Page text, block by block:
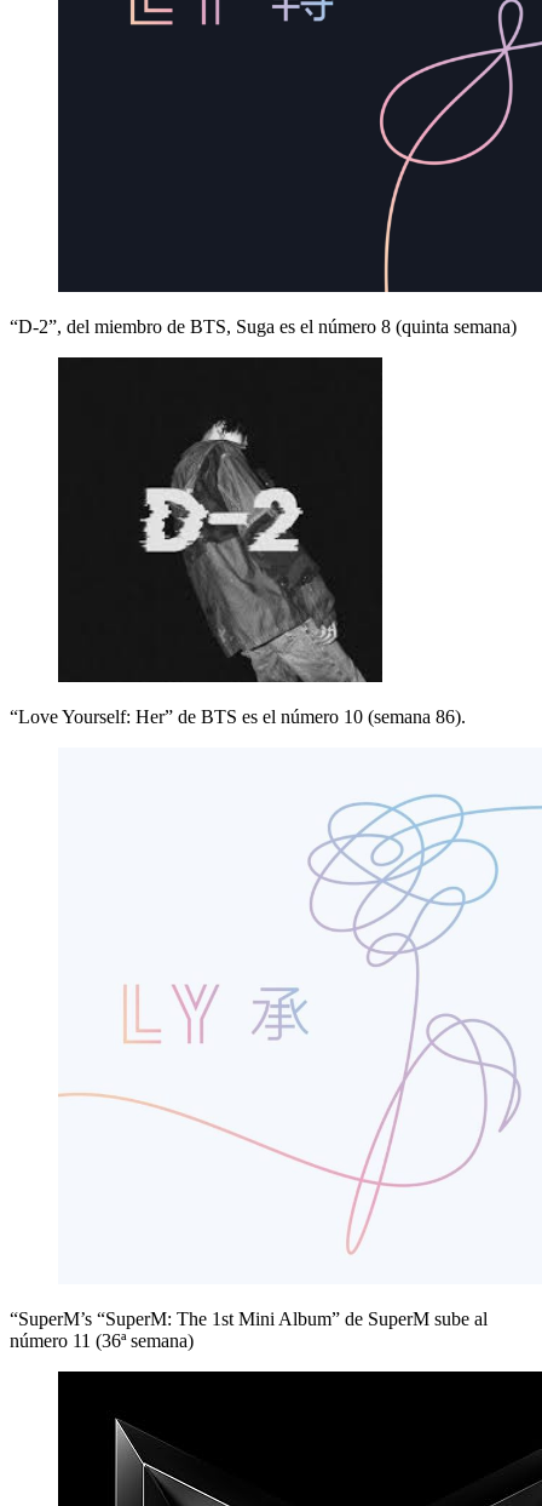
“D-2”, del miembro de BTS, Suga es el número 8 (quinta semana)
“Love Yourself: Her” de BTS es el número 10 (semana 86).
“SuperM’s “SuperM: The 1st Mini Album” de SuperM sube al
número 11 (36ª semana)